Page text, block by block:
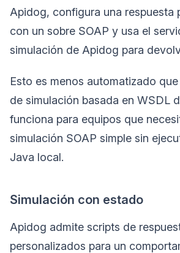
Apidog, configura una respuesta
con un sobre SOAP y usa el
simulación de Apidog para
Esto es menos automatizado
de simulación basada en WSDL
funciona para equipos que
simulación SOAP simple sin
Java local.
Simulación con estado
Apidog admite scripts de
personalizados para un